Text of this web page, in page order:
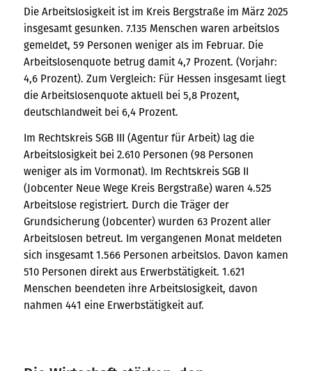
Die Arbeitslosigkeit ist im Kreis Bergstraße im März 2025
insgesamt gesunken. 7.135 Menschen waren arbeitslos
gemeldet, 59 Personen weniger als im Februar. Die
Arbeitslosenquote betrug damit 4,7 Prozent. (Vorjahr:
4,6 Prozent). Zum Vergleich: Für Hessen insgesamt liegt
die Arbeitslosenquote aktuell bei 5,8 Prozent,
deutschlandweit bei 6,4 Prozent.
Im Rechtskreis SGB III (Agentur für Arbeit) lag die
Arbeitslosigkeit bei 2.610 Personen (98 Personen
weniger als im Vormonat). Im Rechtskreis SGB II
(Jobcenter Neue Wege Kreis Bergstraße) waren 4.525
Arbeitslose registriert. Durch die Träger der
Grundsicherung (Jobcenter) wurden 63 Prozent aller
Arbeitslosen betreut. Im vergangenen Monat meldeten
sich insgesamt 1.566 Personen arbeitslos. Davon kamen
510 Personen direkt aus Erwerbstätigkeit. 1.621
Menschen beendeten ihre Arbeitslosigkeit, davon
nahmen 441 eine Erwerbstätigkeit auf.